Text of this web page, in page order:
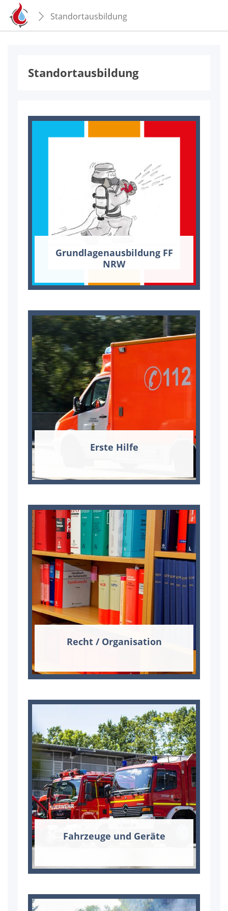
Standortausbildung
Stand­ort­aus­bil­dung
Grund­la­gen­aus­bil­dung FF
NRW
Ers­te Hil­fe
Recht / Or­ga­ni­sa­ti­on
Fahr­zeu­ge und Ge­rä­te